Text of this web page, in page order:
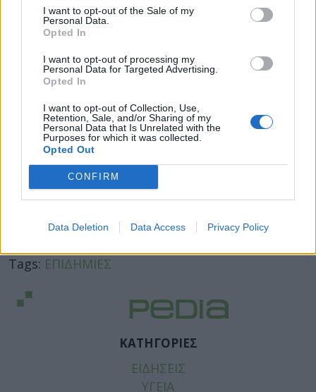
I want to opt-out of the Sale of my
Personal Data.
Opted In
I want to opt-out of processing my
Personal Data for Targeted Advertising.
Opted In
I want to opt-out of Collection, Use,
Retention, Sale, and/or Sharing of my
Personal Data that Is Unrelated with the
Purposes for which it was collected.
Opted Out
CONFIRM
Data Deletion Data Access Privacy Policy
Από το ΑΠΕ-ΜΠΕ
Facebook
Twitter
Tags: ΕΠΙΔΗΜΙΕΣ
ΚΑΤΗΓΟΡΙΕΣ
ΕΙΔΗΣΕΙΣ
ΥΓΕΙΑ